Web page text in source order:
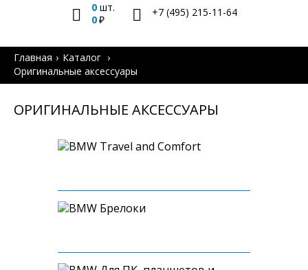
0шт.
0
+7 (495) 215-11-64
Главная
Каталог
Оригинальные аксессуары
ОРИГИНАЛЬНЫЕ АКСЕССУАРЫ